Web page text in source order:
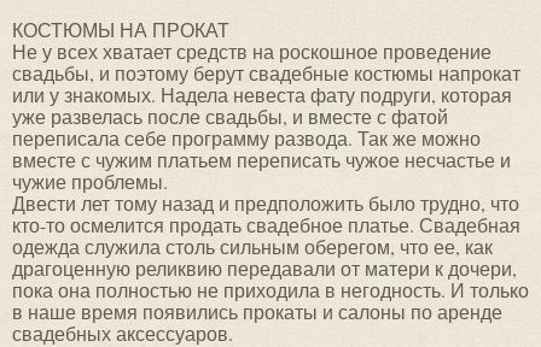
КОСТЮМЫ НА ПРОКАТ
Не у всех хватает средств на роскошное проведение
свадьбы, и поэтому берут свадебные костюмы напрокат
или у знакомых. Надела невеста фату подруги, которая
уже развелась после свадьбы, и вместе с фатой
переписала себе программу развода. Так же можно
вместе с чужим платьем переписать чужое несчастье и
чужие проблемы.
Двести лет тому назад и предположить было трудно, что
кто-то осмелится продать свадебное платье. Свадебная
одежда служила столь сильным оберегом, что ее, как
драгоценную реликвию передавали от матери к дочери,
пока она полностью не приходила в негодность. И только
в наше время появились прокаты и салоны по аренде
свадебных аксессуаров.